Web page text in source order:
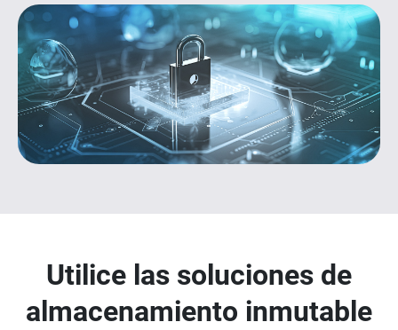
Utilice las soluciones de
almacenamiento inmutable